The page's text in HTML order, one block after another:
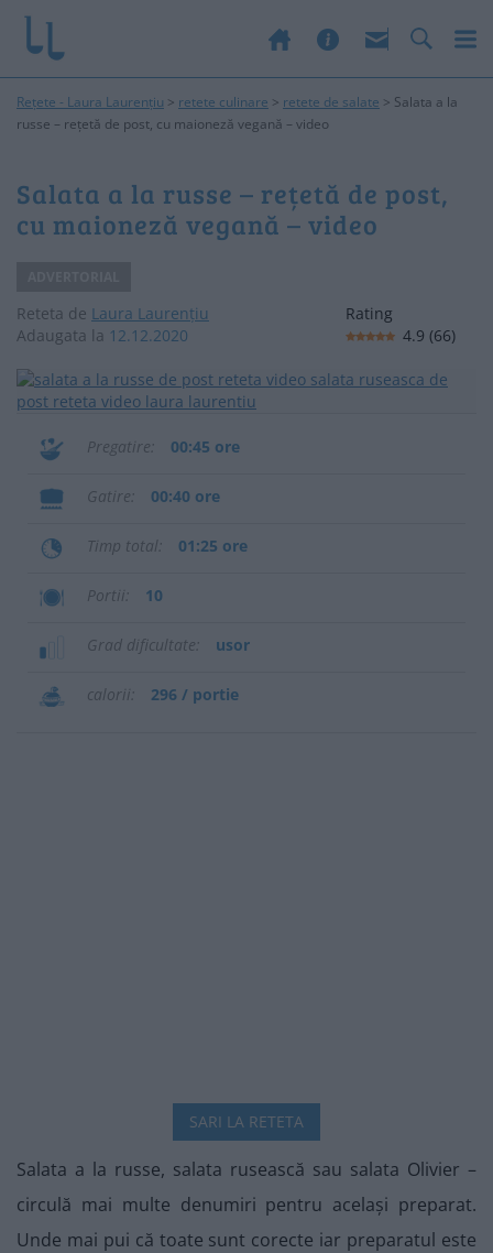
Rețete - Laura Laurențiu > retete culinare > retete de salate > Salata a la
russe – rețetă de post, cu maioneză vegană – video
Salata a la russe – rețetă de post,
cu maioneză vegană – video
Reteta de Laura Laurențiu
Adaugata la 12.12.2020
Rating
4.9 (66)
Pregatire 00:45 ore
Gatire 00:40 ore
Timp total 01:25 ore
Portii 10
Grad dificultate usor
calorii 296 / portie
SARI LA RETETA
Salata a la russe, salata rusească sau salata Olivier –
circulă mai multe denumiri pentru același preparat.
Unde mai pui că toate sunt corecte iar preparatul este